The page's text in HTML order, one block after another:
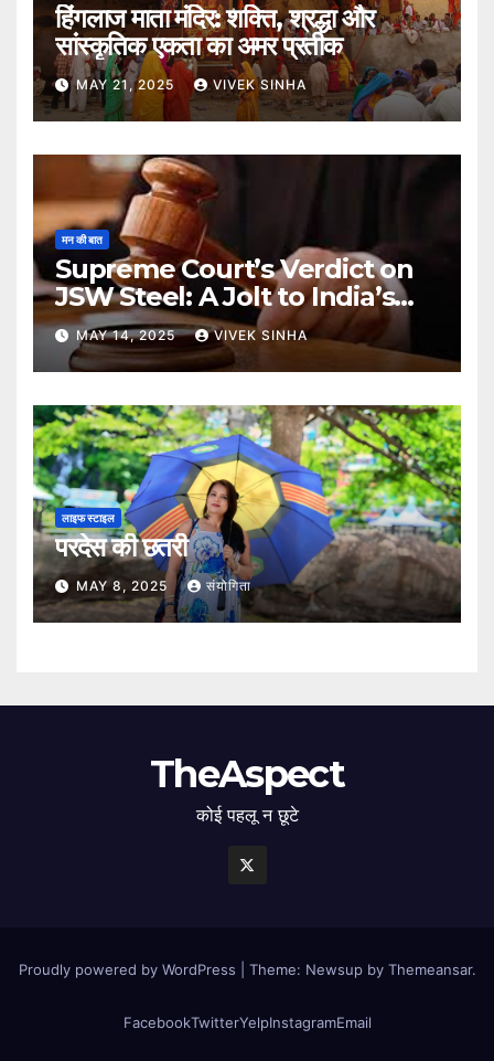
हिंगलाज माता मंदिर: शक्ति, श्रद्धा और
सांस्कृतिक एकता का अमर प्रतीक
MAY 21, 2025 VIVEK SINHA
मन की बात
Supreme Court’s Verdict on
JSW Steel: A Jolt to India’s
Insolvency Framework
MAY 14, 2025 VIVEK SINHA
लाइफ स्टाइल
परदेस की छतरी
MAY 8, 2025 संयोगिता
TheAspect
कोई पहलू न छूटे
Proudly powered by WordPress Theme: Newsup by Themeansar.
FacebookTwitterYelpInstagramEmail